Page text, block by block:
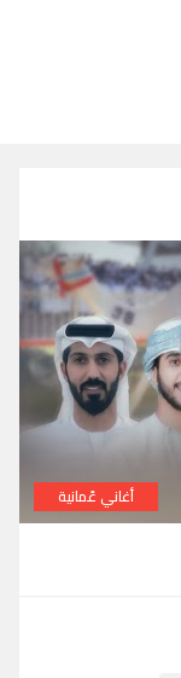
أغاني عٌمانية